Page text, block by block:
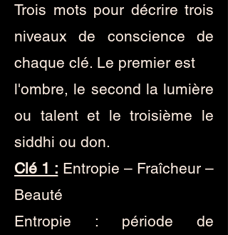
Trois mots pour décrire trois
niveaux de conscience de
chaque clé. Le premier est
l'ombre, le second la lumière
ou talent et le troisième le
siddhi ou don.
Clé 1 : Entropie – Fraîcheur –
Beauté
Entropie : période de